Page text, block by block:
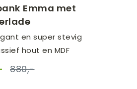
Emma met
en super stevig
hout en MDF
880,-